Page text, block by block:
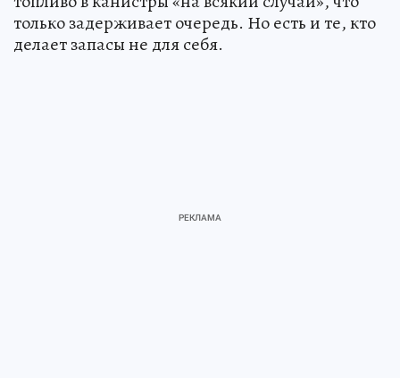
только задерживает очередь. Но есть и те, кто
делает запасы не для себя.